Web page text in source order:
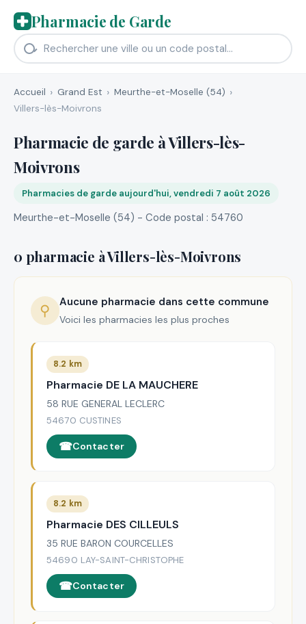
Pharmacie de Garde
Accueil Grand Est
Meurthe-et-Moselle (54)
Villers-lès-Moivrons
Pharmacie de garde à Villers-lès-
Moivrons
Pharmacies de garde aujourd'hui, vendredi 7 août 2026
Meurthe-et-Moselle (54) - Code postal : 54760
0 pharmacie à Villers-lès-Moivrons
⚲ Aucune pharmacie dans cette commune
Voici les pharmacies les plus proches
8.2 km
Pharmacie DE LA MAUCHERE
58 RUE GENERAL LECLERC
54670 CUSTINES
Contacter
8.2 km
Pharmacie DES CILLEULS
35 RUE BARON COURCELLES
54690 LAY-SAINT-CHRISTOPHE
Contacter